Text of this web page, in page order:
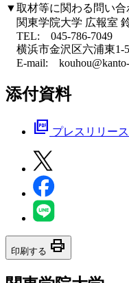
▼取材等に関わる問い合
関東学院大学 広報室
TEL: 045-786-7049
横浜市金沢区六浦東1-
E-mail: kouhou@kanto-
添付資料
picture_as_pdf プレスリリー
印刷する print